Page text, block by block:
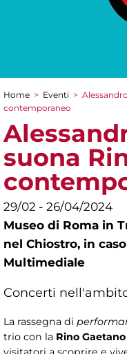
Tu sei qui
Home > Eventi >
contemporaneo
suona
29/02 - 26/04/2024
Museo di Roma in
nel Chiostro, in
Multimediale
Concerti
La rassegna di
trio con la Rino